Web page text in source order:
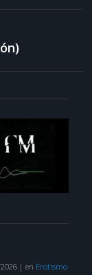
| en Erotismo